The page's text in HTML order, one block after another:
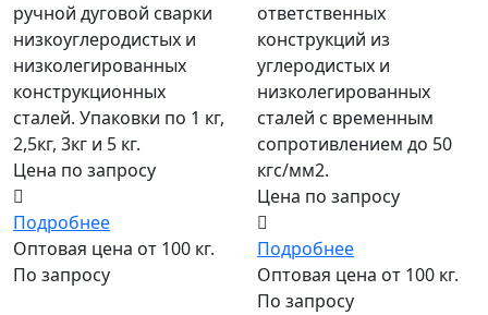
ручной дуговой сварки
низкоуглеродистых и
низколегированных
конструкционных
сталей. Упаковки по 1 кг,
2,5кг, 3кг и 5 кг.
Цена по запросу
Подробнее
Оптовая цена от 100 кг.
По запросу
ответственных
конструкций из
углеродистых и
низколегированных
сталей с временным
сопротивлением до 50
кгс/мм2.
Цена по запросу
Подробнее
Оптовая цена от 100 кг.
По запросу